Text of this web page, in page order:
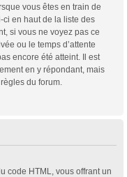
vous êtes en train de
en haut de la liste des
si vous ne voyez pas ce
ou le temps d’attente
encore été atteint. Il est
en y répondant, mais
du forum.
code HTML, vous offrant un